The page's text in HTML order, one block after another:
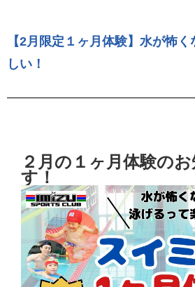
【2月限定１ヶ月体験】水が怖
しい！
２月の１ヶ月体験の
す！